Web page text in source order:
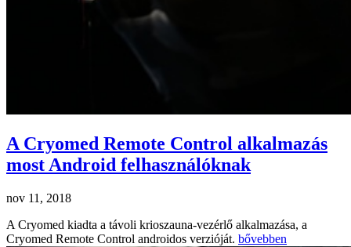
A Cryomed Remote Control alkalmazás
most Android felhasználóknak
nov 11, 2018
A Cryomed kiadta a távoli krioszauna-vezérlő alkalmazása, a
Cryomed Remote Control androidos verzióját. bővebben